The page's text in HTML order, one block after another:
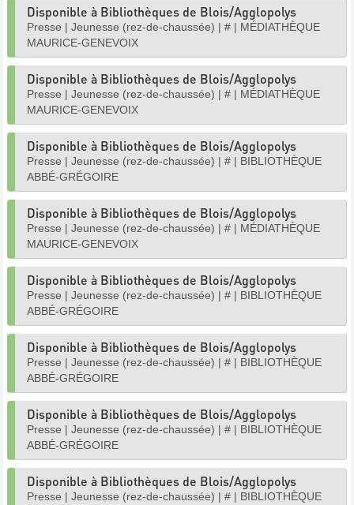
Disponible à Bibliothèques de Blois/Agglopolys
Presse | Jeunesse (rez-de-chaussée) | # | MÉDIATHÈQUE
MAURICE-GENEVOIX
Disponible à Bibliothèques de Blois/Agglopolys
Presse | Jeunesse (rez-de-chaussée) | # | MÉDIATHÈQUE
MAURICE-GENEVOIX
Disponible à Bibliothèques de Blois/Agglopolys
Presse | Jeunesse (rez-de-chaussée) | # | BIBLIOTHÈQUE
ABBÉ-GRÉGOIRE
Disponible à Bibliothèques de Blois/Agglopolys
Presse | Jeunesse (rez-de-chaussée) | # | MÉDIATHÈQUE
MAURICE-GENEVOIX
Disponible à Bibliothèques de Blois/Agglopolys
Presse | Jeunesse (rez-de-chaussée) | # | BIBLIOTHÈQUE
ABBÉ-GRÉGOIRE
Disponible à Bibliothèques de Blois/Agglopolys
Presse | Jeunesse (rez-de-chaussée) | # | BIBLIOTHÈQUE
ABBÉ-GRÉGOIRE
Disponible à Bibliothèques de Blois/Agglopolys
Presse | Jeunesse (rez-de-chaussée) | # | BIBLIOTHÈQUE
ABBÉ-GRÉGOIRE
Disponible à Bibliothèques de Blois/Agglopolys
Presse | Jeunesse (rez-de-chaussée) | # | BIBLIOTHÈQUE